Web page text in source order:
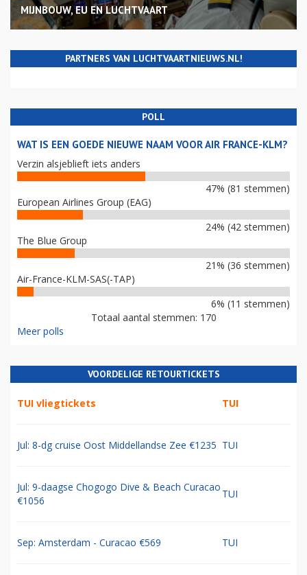
MIJNBOUW, EU EN LUCHTVAART
PARTNERS VAN LUCHTVAARTNIEUWS.NL!
POLL
WAT IS EEN GOEDE NIEUWE NAAM VOOR AIR FRANCE-KLM?
Verzin alsjeblieft iets anders
47% (81 stemmen)
European Airlines Group (EAG)
24% (42 stemmen)
The Blue Group
21% (36 stemmen)
Air-France-KLM-SAS(-TAP)
6% (11 stemmen)
Totaal aantal stemmen: 170
Meer polls
VOORDELIGE RETOURTICKETS
TUI vliegtickets TUI
Jul: 8-dg cruise Oost Middellandse Zee €1235 TUI
Jul: 9-daagse Chogogo Dive & Beach Curacao
€1056
TUI
Sep: Amsterdam - Curacao €569 TUI